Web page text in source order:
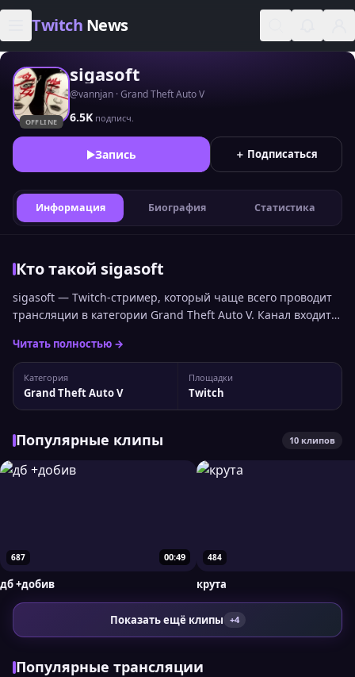
Skip to content
Twitch News
OFFLINE
sigasoft
@vannjan · Grand Theft Auto V
6.5K подписч.
Запись ＋ Подписаться
Информация Биография Статистика
Кто такой sigasoft
sigasoft — Twitch-стример, который чаще всего проводит
трансляции в категории Grand Theft Auto V. Канал входит в
аудитории и занимает 2134 место. Статистика канала
sigasoft На Twitch у стримера 5 833 подписчиков, а
максимальный пик трансляции достигал 100
одновременных зрителей....
Читать полностью →
Категория
Grand Theft Auto V
Площадки
Twitch
Популярные клипы 10 клипов
00:49
687
дб +добив
484
крута
Показать ещё клипы +4
Популярные трансляции